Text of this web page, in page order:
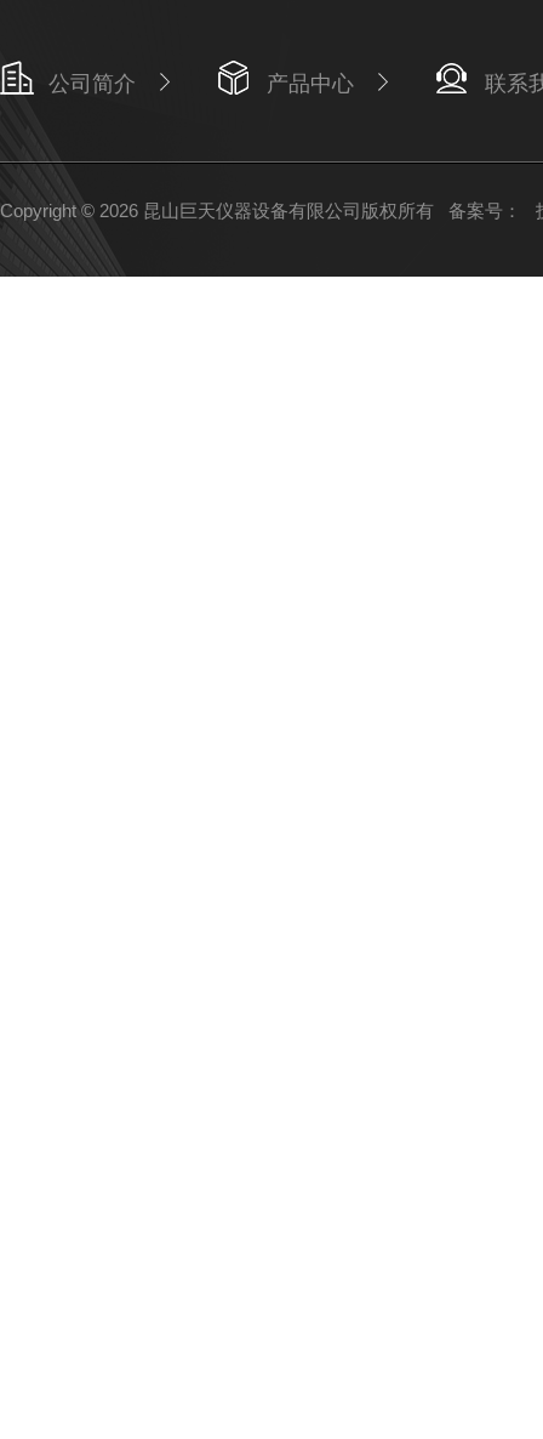
公司简介 产品中心 联系
Copyright © 2026 昆山巨天仪器设备有限公司版权所有 备案号：